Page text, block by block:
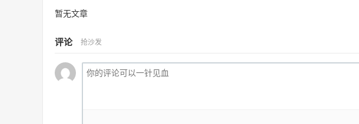
暂无文章
评论 抢沙发